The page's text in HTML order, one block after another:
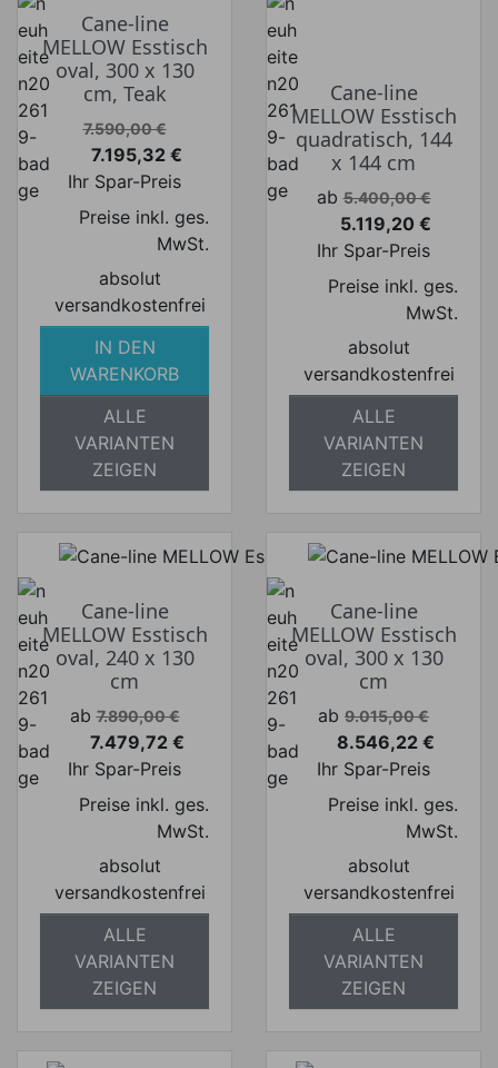
Cane-line
MELLOW Esstisch
oval, 300 x 130
cm, Teak
Verkaufspreis
7.590,00 €
Preis
7.195,32 €
Ihr Spar-Preis
Preise inkl. ges.
MwSt.
absolut
versandkostenfrei
IN DEN
WARENKORB
ALLE
VARIANTEN
ZEIGEN
Cane-line
MELLOW Esstisch
quadratisch, 144
x 144 cm
Verkaufspreis
ab 5.400,00 €
Preis
5.119,20 €
Ihr Spar-Preis
Preise inkl. ges.
MwSt.
absolut
versandkostenfrei
ALLE
VARIANTEN
ZEIGEN
Cane-line
MELLOW Esstisch
oval, 240 x 130
cm
Verkaufspreis
ab 7.890,00 €
Preis
7.479,72 €
Ihr Spar-Preis
Preise inkl. ges.
MwSt.
absolut
versandkostenfrei
ALLE
VARIANTEN
ZEIGEN
Cane-line
MELLOW Esstisch
oval, 300 x 130
cm
Verkaufspreis
ab 9.015,00 €
Preis
8.546,22 €
Ihr Spar-Preis
Preise inkl. ges.
MwSt.
absolut
versandkostenfrei
ALLE
VARIANTEN
ZEIGEN